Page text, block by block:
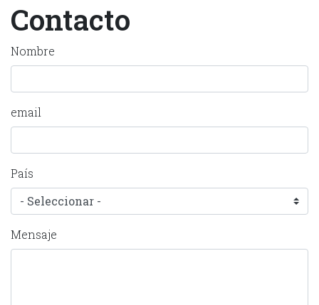
Contacto
Nombre
email
País
Mensaje